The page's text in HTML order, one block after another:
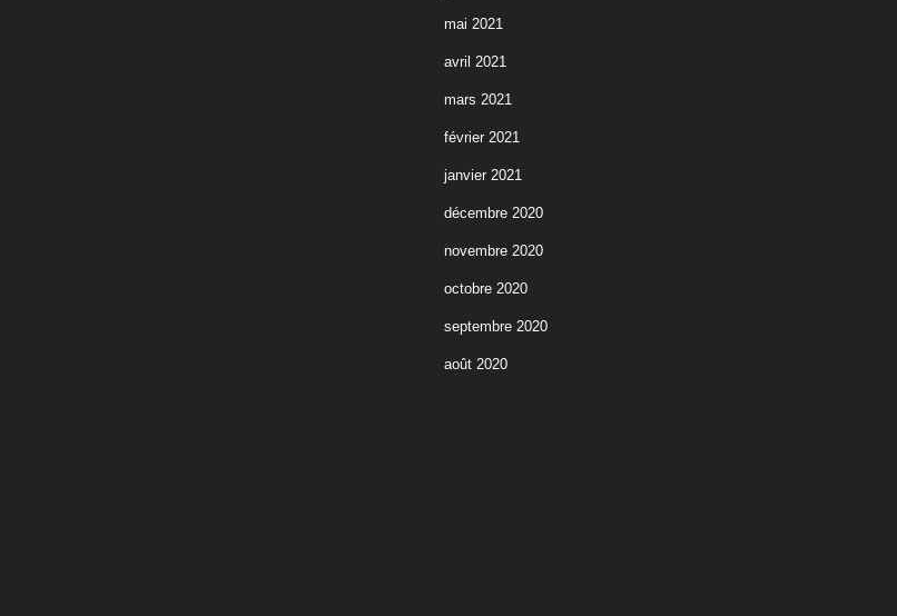
mai 2021
avril 2021
mars 2021
février 2021
janvier 2021
décembre 2020
novembre 2020
octobre 2020
septembre 2020
août 2020